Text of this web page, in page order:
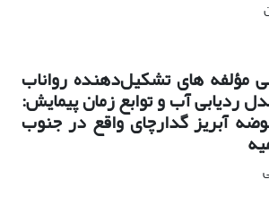
مؤلفه های تشکیل‌دهنده رواناب
ردیابی آب و توابع زمان پیمایش:
آبریز گدارچای واقع در جنوب